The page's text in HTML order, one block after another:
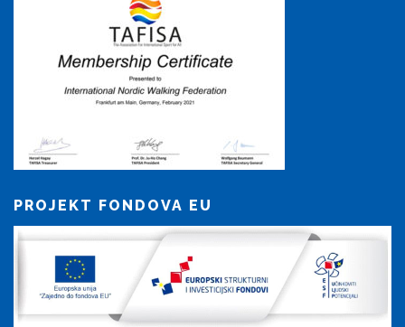
PROJEKT FONDOVA EU